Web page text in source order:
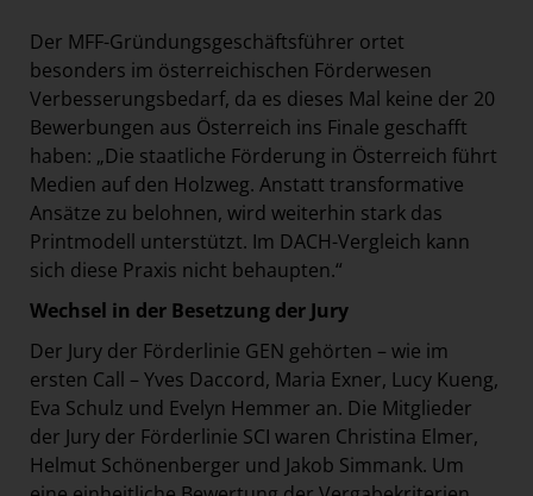
Der MFF-Gründungsgeschäftsführer ortet
besonders im österreichischen Förderwesen
Verbesserungsbedarf, da es dieses Mal keine der 20
Bewerbungen aus Österreich ins Finale geschafft
haben: „Die staatliche Förderung in Österreich führt
Medien auf den Holzweg. Anstatt transformative
Ansätze zu belohnen, wird weiterhin stark das
Printmodell unterstützt. Im DACH-Vergleich kann
sich diese Praxis nicht behaupten.“
Wechsel in der Besetzung der Jury
Der Jury der Förderlinie GEN gehörten – wie im
ersten Call – Yves Daccord, Maria Exner, Lucy Kueng,
Eva Schulz und Evelyn Hemmer an. Die Mitglieder
der Jury der Förderlinie SCI waren Christina Elmer,
Helmut Schönenberger und Jakob Simmank. Um